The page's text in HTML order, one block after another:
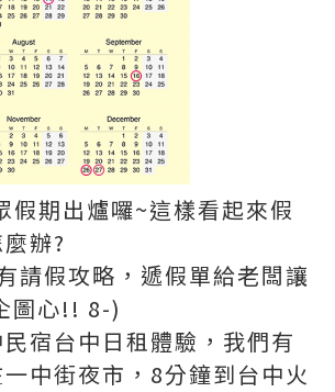
假期出爐囉~這樣看起來假
辦?
請假攻略，遞假單給老闆讓
圖心!! 8-)
宿台中日租體驗，我們有
中街夜市，8分鐘到台中火